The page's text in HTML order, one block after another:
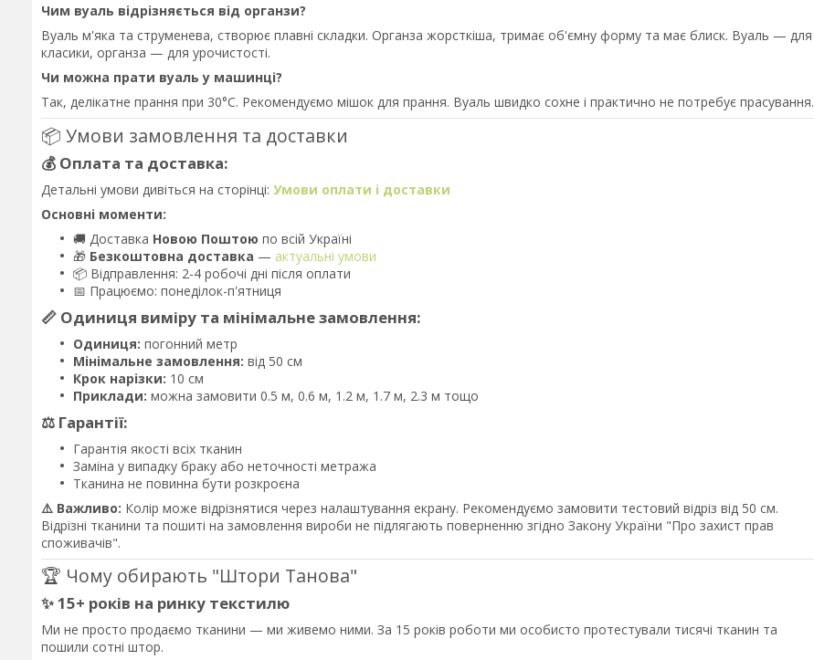
Чим вуаль відрізняється від органзи?
Вуаль м'яка та струменева, створює плавні складки. Органза жорсткіша, тримає об'ємну форму та має блиск. Вуаль — для
класики, органза — для урочистості.
Чи можна прати вуаль у машинці?
Так, делікатне прання при 30°C. Рекомендуємо мішок для прання. Вуаль швидко сохне і практично не потребує прасування.
📦 Умови замовлення та доставки
💰 Оплата та доставка:
Детальні умови дивіться на сторінці: Умови оплати і доставки
Основні моменти:
🚚 Доставка Новою Поштою по всій Україні
🎁 Безкоштовна доставка — актуальні умови
📦 Відправлення: 2-4 робочі дні після оплати
📅 Працюємо: понеділок-п'ятниця
📏 Одиниця виміру та мінімальне замовлення:
Одиниця: погонний метр
Мінімальне замовлення: від 50 см
Крок нарізки: 10 см
Приклади: можна замовити 0.5 м, 0.6 м, 1.2 м, 1.7 м, 2.3 м тощо
⚖️ Гарантії:
Гарантія якості всіх тканин
Заміна у випадку браку або неточності метража
Тканина не повинна бути розкроєна
⚠️ Важливо: Колір може відрізнятися через налаштування екрану. Рекомендуємо замовити тестовий відріз від 50 см.
Відрізні тканини та пошиті на замовлення вироби не підлягають поверненню згідно Закону України "Про захист прав
споживачів".
🏆 Чому обирають "Штори Танова"
✨ 15+ років на ринку текстилю
Ми не просто продаємо тканини — ми живемо ними. За 15 років роботи ми особисто протестували тисячі тканин та
пошили сотні штор.